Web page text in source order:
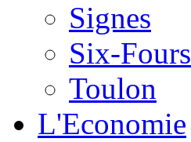
Signes
Six-Fours
Toulon
L'Economie